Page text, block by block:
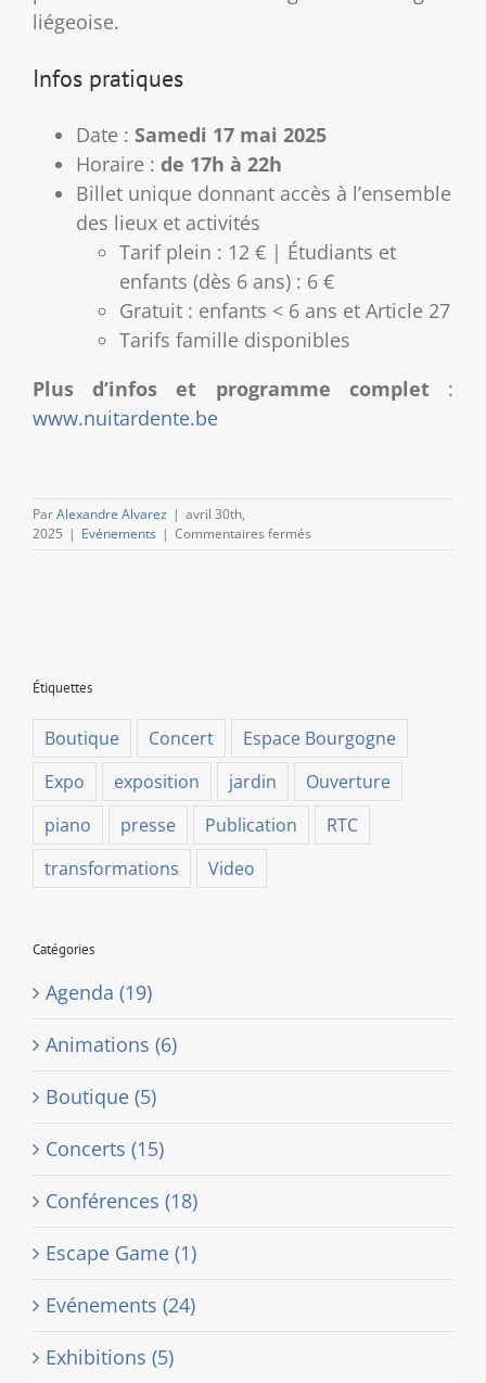
liégeoise.
Infos pratiques
Date : Samedi 17 mai 2025
Horaire : de 17h à 22h
Billet unique donnant accès à l’ensemble
des lieux et activités
Tarif plein : 12 € | Étudiants et
enfants (dès 6 ans) : 6 €
Gratuit : enfants < 6 ans et Article 27
Tarifs famille disponibles
Plus d’infos et programme complet:
www.nuitardente.be
ParAlexandre Alvarez | avril 30th,
2025 | Evénements | Commentaires fermés
Nuit
Étiquettes
Boutique Concert
Espace Bourgogne
Expo
exposition jardin
Ouverture
piano
presse Publication
RTC
transformations
Video
Catégories
Agenda (19)
Animations (6)
Boutique (5)
Concerts (15)
Conférences (18)
Escape Game (1)
Evénements (24)
Exhibitions (5)